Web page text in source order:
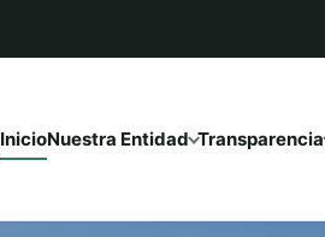
InicioNuestra Entidad Transparencia